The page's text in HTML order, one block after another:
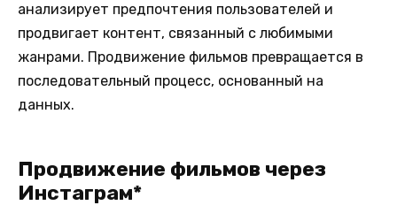
анализирует предпочтения пользователей и
продвигает контент, связанный с любимыми
жанрами. Продвижение фильмов превращается в
последовательный процесс, основанный на
данных.
Продвижение фильмов через
Инстаграм*